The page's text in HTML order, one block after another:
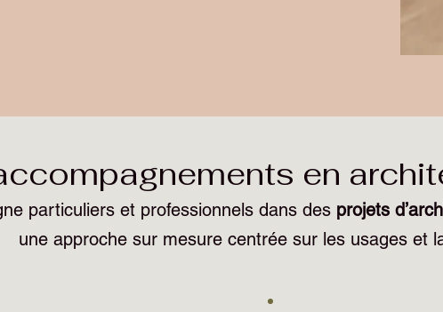
en
particuliers et professionnels dans des projets
une approche sur mesure centrée sur les usages et